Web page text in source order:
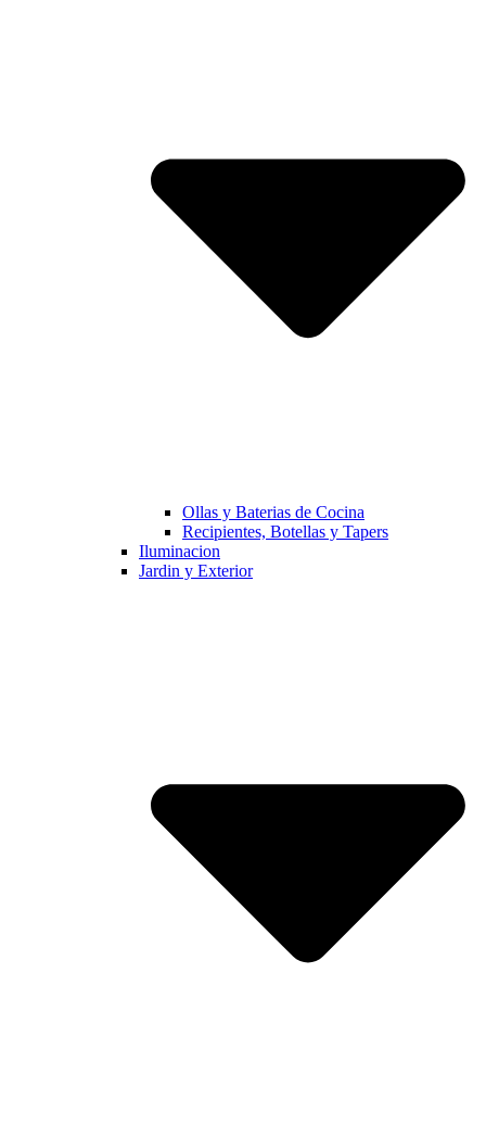
Ollas y Baterias de Cocina
Recipientes, Botellas y Tapers
Iluminacion
Jardin y Exterior